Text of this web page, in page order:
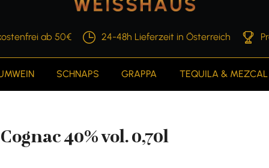
ab 50€ 24-48h Lieferzeit in Österreich
SCHNAPS GRAPPA TEQUILA & MEZCAL
40% vol. 0,70l